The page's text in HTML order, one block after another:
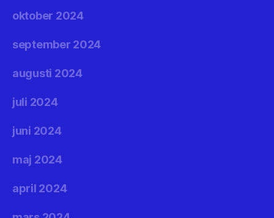
oktober 2024
september 2024
augusti 2024
juli 2024
juni 2024
maj 2024
april 2024